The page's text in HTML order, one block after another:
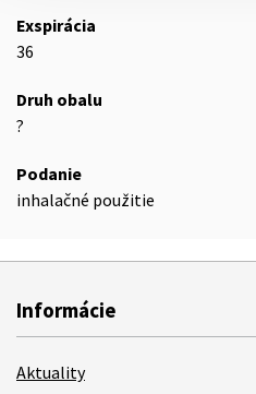
Exspirácia
36
Druh obalu
?
Podanie
inhalačné použitie
Informácie
Aktuality